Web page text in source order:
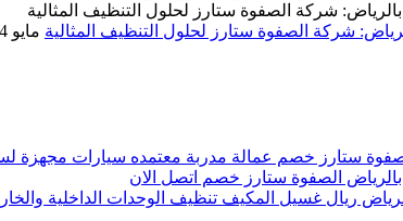
شركة الصفوة ستارز لحلول التنظيف المثالية مايو 4, 2025
ستارز خصم عمالة مدربة معتمده سيارات مجهزة
الصفوة ستارز خصم اتصل الان
ريال غسيل المكيف تنظيف الوحدات الداخلية